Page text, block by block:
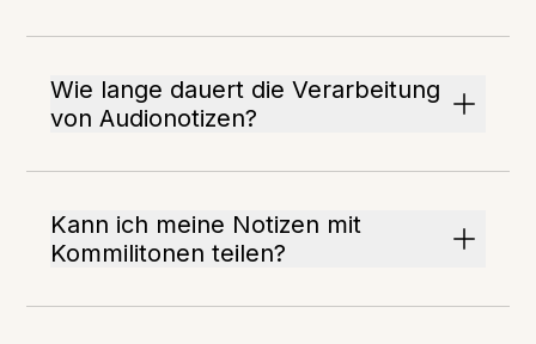
Wie lange dauert die Verarbeitung
von Audionotizen?
Kann ich meine Notizen mit
Kommilitonen teilen?